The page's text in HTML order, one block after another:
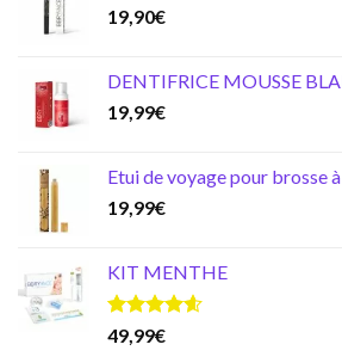
19,90€
DENTIFRICE MOUSSE
19,99€
Etui de voyage pour brosse
19,99€
KIT MENTHE
Note4.59
sur 5
49,99€